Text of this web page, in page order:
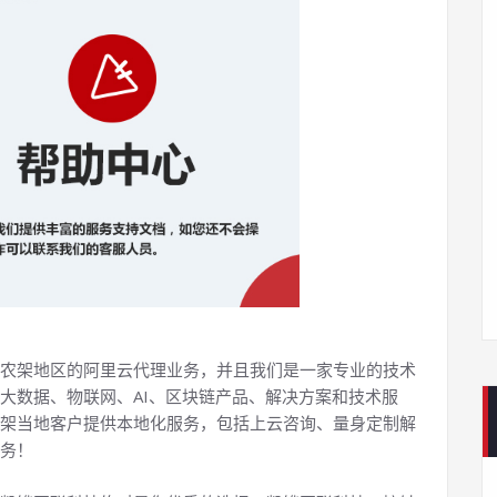
架地区的阿里云代理业务，并且我们是一家专业的技术
数据、物联网、AI、区块链产品、解决方案和技术服
当地客户提供本地化服务，包括上云咨询、量身定制解
！